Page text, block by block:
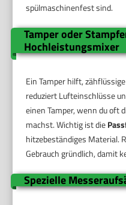
spülmaschinenfest sind.
Tamper oder
Hochleistungsmixer
Ein Tamper hilft,
reduziert Lufteinschlüsse
einen Tamper, wenn du oft
machst. Wichtig ist die
hitzebeständiges Material.
Gebrauch gründlich, damit
Spezielle